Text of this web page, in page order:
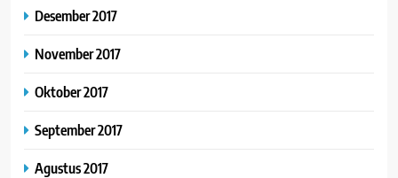
Desember 2017
November 2017
Oktober 2017
September 2017
Agustus 2017